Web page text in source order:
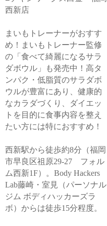
西新店
まいもトレーナーがおすす
め！まいもトレーナー監修
の「食べて綺麗になるサラ
ダボウル」も発売中！高タ
ンパク・低脂質のサラダボ
ウルが豊富にあり、健康的
なカラダづくり、ダイエッ
トを目的に食事内容を整え
たい方には特におすすめ！
西新駅から徒歩約8分（福岡
市早良区祖原29-27 フォル
ム西新1F）。Body Hackers
Lab藤崎・室見（パーソナル
ジム ボディハッカーズラ
ボ）からは徒歩15分程度。